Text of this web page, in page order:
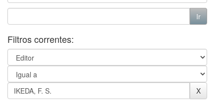
Filtros correntes: